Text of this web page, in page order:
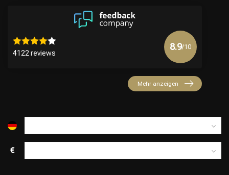
4122 reviews
8.9/10
Mehr anzeigen
€